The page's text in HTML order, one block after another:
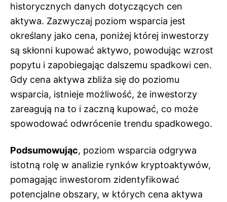
historycznych danych dotyczących cen
aktywa. Zazwyczaj poziom wsparcia jest
określany jako cena, poniżej której inwestorzy
są skłonni kupować aktywo, powodując wzrost
popytu i zapobiegając dalszemu spadkowi cen.
Gdy cena aktywa zbliża się do poziomu
wsparcia, istnieje możliwość, że inwestorzy
zareagują na to i zaczną kupować, co może
spowodować odwrócenie trendu spadkowego.
Podsumowując, poziom wsparcia odgrywa
istotną rolę w analizie rynków kryptoaktywów,
pomagając inwestorom zidentyfikować
potencjalne obszary, w których cena aktywa